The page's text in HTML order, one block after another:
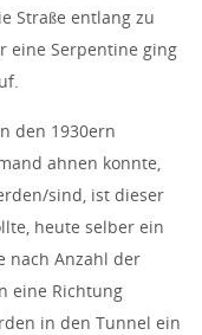
Straße entlang zu
eine Serpentine ging
den 1930ern
ahnen konnte,
sind, ist dieser
heute selber ein
nach Anzahl der
eine Richtung
in den Tunnel ein